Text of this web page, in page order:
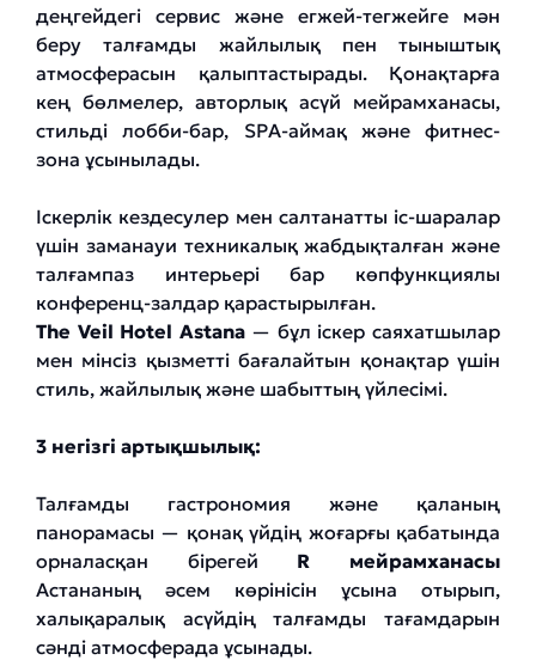
деңгейдегі сервис және егжей-тегжейге мән
беру талғамды жайлылық пен тыныштық
атмосферасын қалыптастырады. Қонақтарға
кең бөлмелер, авторлық асүй мейрамханасы,
стильді лобби-бар, SPA-аймақ және фитнес-
зона ұсынылады.
Іскерлік кездесулер мен салтанатты іс-шаралар
үшін заманауи техникалық жабдықталған және
талғампаз интерьері бар көпфункциялы
конференц-залдар қарастырылған.
The Veil Hotel Astana— бұл іскер саяхатшылар
мен мінсіз қызметті бағалайтын қонақтар үшін
стиль, жайлылық және шабыттың үйлесімі.
3 негізгі артықшылық:
Талғамды гастрономия және қаланың
панорамасы — қонақ үйдің жоғарғы қабатында
орналасқан бірегей R мейрамханасы
Астананың әсем көрінісін ұсына отырып,
халықаралық асүйдің талғамды тағамдарын
сәнді атмосферада ұсынады.